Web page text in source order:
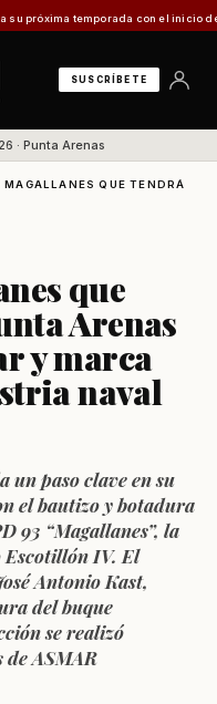
temporada con el inicio de
SUSCRÍBETE
· Punta Arenas
MAGALLANES QUE TENDRÁ
que
Arenas
y marca
naval
un paso clave en su
el bautizo y botadura
93 “Magallanes”, la
IV. El
Antonio Kast,
del buque
se realizó
ASMAR